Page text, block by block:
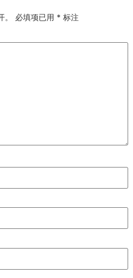
必填项已用 * 标注